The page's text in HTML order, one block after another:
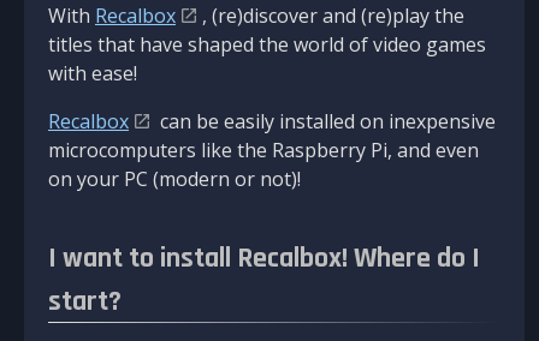
With Recalbox
, (re)discover and (re)play the
titles that have shaped the world of video games
with ease!
Recalbox
can be easily installed on inexpensive
microcomputers like the Raspberry Pi, and even
on your PC (modern or not)!
I want to install Recalbox! Where do I
start?